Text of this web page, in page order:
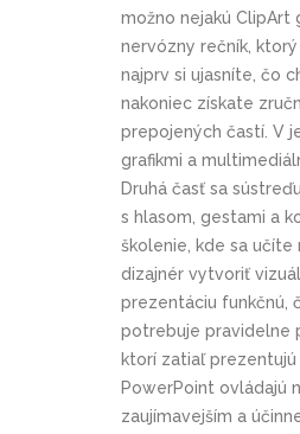
možno nejakú ClipArt
nervózny rečník,
najprv si ujasníte, čo
nakoniec získate
prepojených častí. V
grafikmi a
Druhá časť sa
s hlasom, gestami a
školenie, kde sa učíte
dizajnér vytvoriť
prezentáciu funkčnú,
potrebuje pravidelne
ktorí zatiaľ
PowerPoint ovládajú
zaujímavejším a